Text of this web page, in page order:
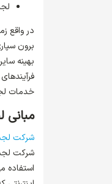
برون
بهینه
خدمات
شرکت
استفاده